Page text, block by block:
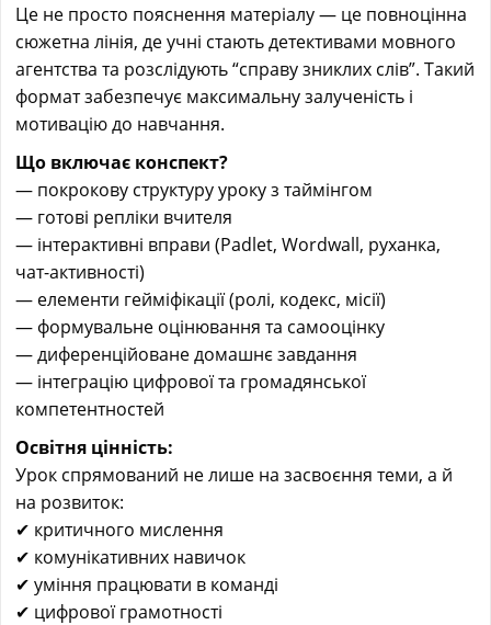
Це не просто пояснення матеріалу — це повноцінна
сюжетна лінія, де учні стають детективами мовного
агентства та розслідують “справу зниклих слів”. Такий
формат забезпечує максимальну залученість і
мотивацію до навчання.
Що включає конспект?
— покрокову структуру уроку з таймінгом
— готові репліки вчителя
— інтерактивні вправи (Padlet, Wordwall, руханка,
чат-активності)
— елементи гейміфікації (ролі, кодекс, місії)
— формувальне оцінювання та самооцінку
— диференційоване домашнє завдання
— інтеграцію цифрової та громадянської
компетентностей
Освітня цінність:
Урок спрямований не лише на засвоєння теми, а й
на розвиток:
✔ критичного мислення
✔ комунікативних навичок
✔ уміння працювати в команді
✔ цифрової грамотності